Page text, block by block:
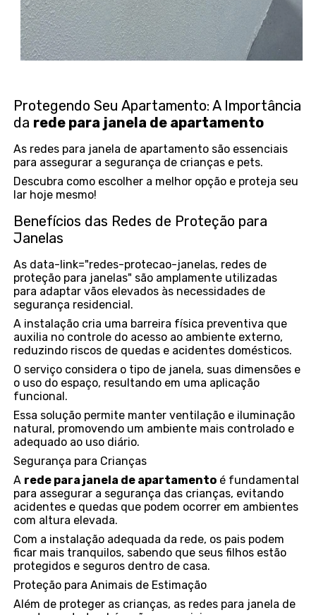
Protegendo Seu Apartamento: A Importância
da rede para janela de apartamento
As redes para janela de apartamento são essenciais
para assegurar a segurança de crianças e pets.
Descubra como escolher a melhor opção e proteja seu
lar hoje mesmo!
Benefícios das Redes de Proteção para
Janelas
As data-link="redes-protecao-janelas, redes de
proteção para janelas" são amplamente utilizadas
para adaptar vãos elevados às necessidades de
segurança residencial.
A instalação cria uma barreira física preventiva que
auxilia no controle do acesso ao ambiente externo,
reduzindo riscos de quedas e acidentes domésticos.
O serviço considera o tipo de janela, suas dimensões e
o uso do espaço, resultando em uma aplicação
funcional.
Essa solução permite manter ventilação e iluminação
natural, promovendo um ambiente mais controlado e
adequado ao uso diário.
Segurança para Crianças
A rede para janela de apartamento é fundamental
para assegurar a segurança das crianças, evitando
acidentes e quedas que podem ocorrer em ambientes
com altura elevada.
Com a instalação adequada da rede, os pais podem
ficar mais tranquilos, sabendo que seus filhos estão
protegidos e seguros dentro de casa.
Proteção para Animais de Estimação
Além de proteger as crianças, as redes para janela de